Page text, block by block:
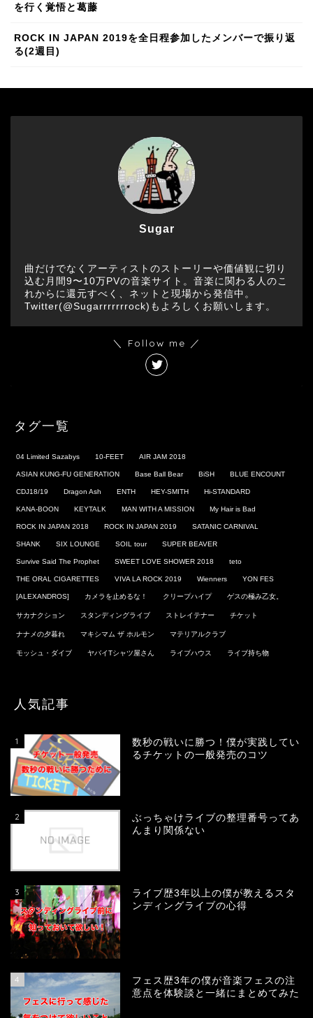
を行く覚悟と葛藤
ROCK IN JAPAN 2019を全日程参加したメンバーで振り返
る(2週目)
Sugar
曲だけでなくアーティストのストーリーや価値観に切り
込む月間9〜10万PVの音楽サイト。音楽に関わる人のこ
れからに還元すべく、ネットと現場から発信中。
Twitter(@Sugarrrrrrrock)もよろしくお願いします。
＼ Follow me ／
タグ一覧
04 Limited Sazabys 10-FEET AIR JAM 2018
ASIAN KUNG-FU GENERATION Base Ball Bear BiSH BLUE ENCOUNT
CDJ18/19 Dragon Ash ENTH HEY-SMITH Hi-STANDARD
KANA-BOON KEYTALK MAN WITH A MISSION My Hair is Bad
ROCK IN JAPAN 2018 ROCK IN JAPAN 2019 SATANIC CARNIVAL
SHANK SIX LOUNGE SOIL tour SUPER BEAVER
Survive Said The Prophet SWEET LOVE SHOWER 2018 teto
THE ORAL CIGARETTES VIVA LA ROCK 2019 Wienners YON FES
[ALEXANDROS] カメラを止めるな！ クリープハイプ ゲスの極み乙女。
サカナクション スタンディングライブ ストレイテナー チケット
ナナメの夕暮れ マキシマム ザ ホルモン マテリアルクラブ
モッシュ・ダイブ ヤバイTシャツ屋さん ライブハウス ライブ持ち物
人気記事
1
数秒の戦いに勝つ！僕が実践してい
るチケットの一般発売のコツ
2
ぶっちゃけライブの整理番号ってあ
んまり関係ない
3
ライブ歴3年以上の僕が教えるスタ
ンディングライブの心得
4
フェス歴3年の僕が音楽フェスの注
意点を体験談と一緒にまとめてみた